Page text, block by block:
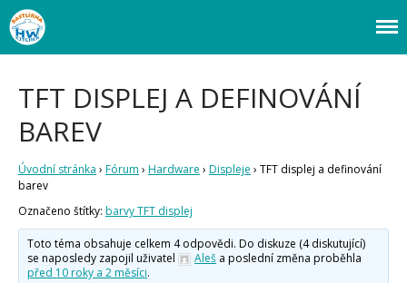
Úvod
Staré fórum
O programování obecně
Vaše projekty
Co je to Arduino?
Webový magazín o bastlení a tvoření. Naučte se základy programování a
elektroniky zábavnou formou! Arduino a microbit projekty, návody,
TFT DISPLEJ A DEFINOVÁNÍ
BAREV
Úvodní stránka › Fórum › Hardware › Displeje › TFT displej a definování
barev
Označeno štítky: barvy TFT displej
Toto téma obsahuje celkem 4 odpovědi. Do diskuze (4 diskutující)
se naposledy zapojil uživatel
Aleš a poslední změna proběhla
před 10 roky a 2 měsíci.